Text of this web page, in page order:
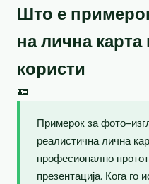
Што е
на лична
користи
🪪
Примерок за фото-
реалистична лична
професионално
презентација. Кога го